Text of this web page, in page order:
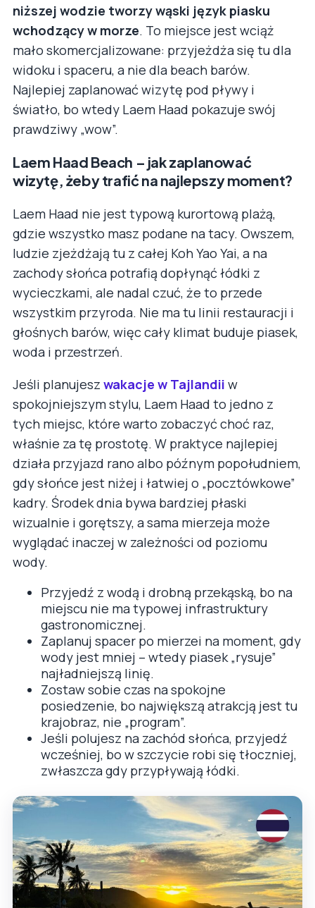
niższej wodzie tworzy wąski język piasku
wchodzący w morze. To miejsce jest wciąż
mało skomercjalizowane: przyjeżdża się tu dla
widoku i spaceru, a nie dla beach barów.
Najlepiej zaplanować wizytę pod pływy i
światło, bo wtedy Laem Haad pokazuje swój
prawdziwy „wow”.
Laem Haad Beach – jak zaplanować
wizytę, żeby trafić na najlepszy moment?
Laem Haad nie jest typową kurortową plażą,
gdzie wszystko masz podane na tacy. Owszem,
ludzie zjeżdżają tu z całej Koh Yao Yai, a na
zachody słońca potrafią dopłynąć łódki z
wycieczkami, ale nadal czuć, że to przede
wszystkim przyroda. Nie ma tu linii restauracji i
głośnych barów, więc cały klimat buduje piasek,
woda i przestrzeń.
Jeśli planujesz wakacje w Tajlandii w
spokojniejszym stylu, Laem Haad to jedno z
tych miejsc, które warto zobaczyć choć raz,
właśnie za tę prostotę. W praktyce najlepiej
działa przyjazd rano albo późnym popołudniem,
gdy słońce jest niżej i łatwiej o „pocztówkowe”
kadry. Środek dnia bywa bardziej płaski
wizualnie i gorętszy, a sama mierzeja może
wyglądać inaczej w zależności od poziomu
wody.
Przyjedź z wodą i drobną przekąską, bo na
miejscu nie ma typowej infrastruktury
gastronomicznej.
Zaplanuj spacer po mierzei na moment, gdy
wody jest mniej – wtedy piasek „rysuje”
najładniejszą linię.
Zostaw sobie czas na spokojne
posiedzenie, bo największą atrakcją jest tu
krajobraz, nie „program”.
Jeśli polujesz na zachód słońca, przyjedź
wcześniej, bo w szczycie robi się tłoczniej,
zwłaszcza gdy przypływają łódki.